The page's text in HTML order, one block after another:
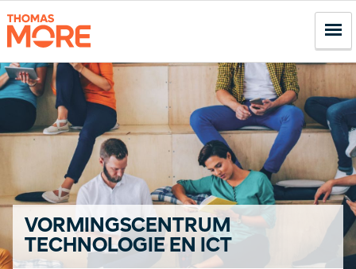
VORMINGSCENTRUM
TECHNOLOGIE EN ICT